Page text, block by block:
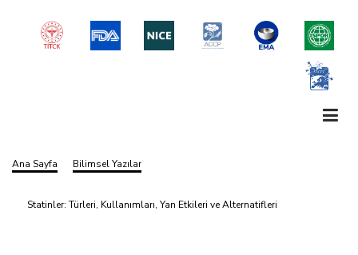
Sayfa
Ana Sayfa Bilimsel Yazılar
Statinler: Türleri, Kullanımları, Yan Etkileri ve Alternatifleri